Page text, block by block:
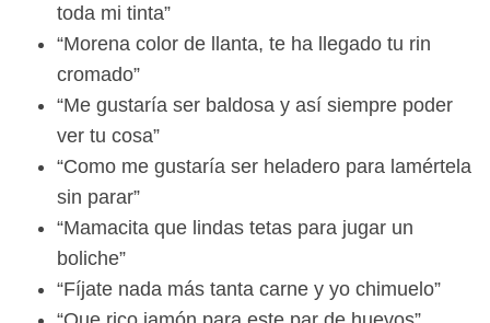
toda mi tinta”
“Morena color de llanta, te ha llegado tu rin
cromado”
“Me gustaría ser baldosa y así siempre poder
ver tu cosa”
“Como me gustaría ser heladero para lamértela
sin parar”
“Mamacita que lindas tetas para jugar un
boliche”
“Fíjate nada más tanta carne y yo chimuelo”